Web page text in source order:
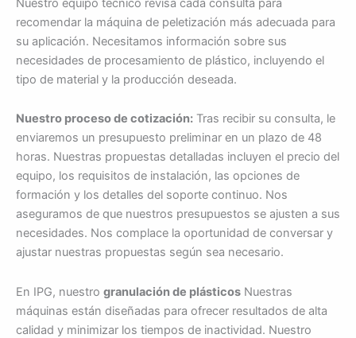
Nuestro equipo técnico revisa cada consulta para
recomendar la máquina de peletización más adecuada para
su aplicación. Necesitamos información sobre sus
necesidades de procesamiento de plástico, incluyendo el
tipo de material y la producción deseada.
Nuestro proceso de cotización: Tras recibir su consulta, le
enviaremos un presupuesto preliminar en un plazo de 48
horas. Nuestras propuestas detalladas incluyen el precio del
equipo, los requisitos de instalación, las opciones de
formación y los detalles del soporte continuo. Nos
aseguramos de que nuestros presupuestos se ajusten a sus
necesidades. Nos complace la oportunidad de conversar y
ajustar nuestras propuestas según sea necesario.
En IPG, nuestro granulación de plásticos Nuestras
máquinas están diseñadas para ofrecer resultados de alta
calidad y minimizar los tiempos de inactividad. Nuestro